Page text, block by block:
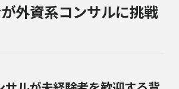
外資系コンサルに挑戦